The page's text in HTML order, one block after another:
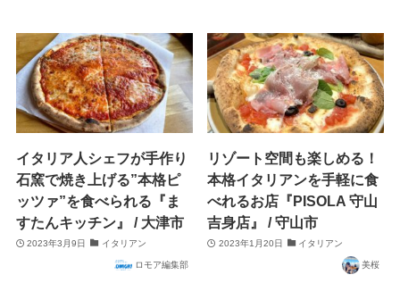
イタリア人シェフが手作り
石窯で焼き上げる”本格ピ
ッツァ”を食べられる『ま
すたんキッチン』 / 大津市
2023年3月9日 イタリアン
ロモア編集部
リゾート空間も楽しめる！
本格イタリアンを手軽に食
べれるお店『PISOLA 守山
吉身店』 / 守山市
2023年1月20日 イタリアン
美桜